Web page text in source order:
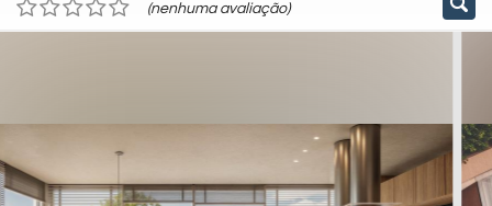
(nenhuma avaliação)